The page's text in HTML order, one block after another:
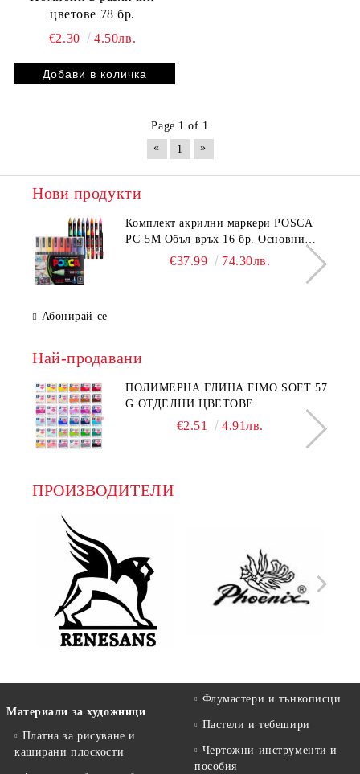
цветове 78 бр.
€2.30
4.50лв.
Page 1 of 1
«
1 »
Нови продукти
Комплeкт акрилни маркери POSCA
PC-5M Объл връх 16 бр. Основни
€37.99 74.30лв.
Абонирай се
Най-продавани
ПОЛИМЕРНА ГЛИНА FIMO SOFT 57
G ОТДЕЛНИ ЦВЕТОВЕ
€2.51 4.91лв.
ПРОИЗВОДИТЕЛИ
Материали за художници
Платна за рисуване и
каширани плоскости
Флумастери и тънкописци
Пастели и тебешири
Чертожни инструменти и
пособия